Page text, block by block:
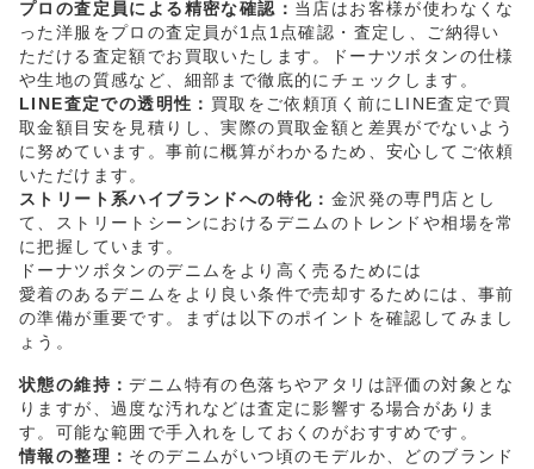
プロの査定員による精密な確認： 当店はお客様が使わなくな
った洋服をプロの査定員が1点1点確認・査定し、ご納得い
ただける査定額でお買取いたします。ドーナツボタンの仕様
や生地の質感など、細部まで徹底的にチェックします。
LINE査定での透明性： 買取をご依頼頂く前にLINE査定で買
取金額目安を見積りし、実際の買取金額と差異がでないよう
に努めています。事前に概算がわかるため、安心してご依頼
いただけます。
ストリート系ハイブランドへの特化： 金沢発の専門店とし
て、ストリートシーンにおけるデニムのトレンドや相場を常
に把握しています。
ドーナツボタンのデニムをより高く売るためには
愛着のあるデニムをより良い条件で売却するためには、事前
の準備が重要です。まずは以下のポイントを確認してみまし
ょう。
状態の維持：デニム特有の色落ちやアタリは評価の対象とな
りますが、過度な汚れなどは査定に影響する場合がありま
す。可能な範囲で手入れをしておくのがおすすめです。
情報の整理： そのデニムがいつ頃のモデルか、どのブランド